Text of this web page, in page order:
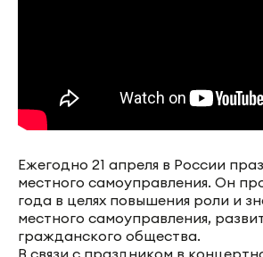
Ежегодно 21 апреля в России
местного самоуправления. Он
года в целях повышения роли и
местного самоуправления,
гражданского общества.